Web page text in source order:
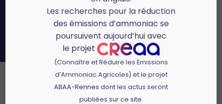
Fiche pratique
Les recherches pour la réduction
des émissions d’ammoniac se
poursuivent aujourd’hui avec
le projet
(Connaître et Réduire les Emissions
d’Ammoniac Agricoles) et le projet
ABAA-Rennes dont les actus seront
publiées sur ce site.